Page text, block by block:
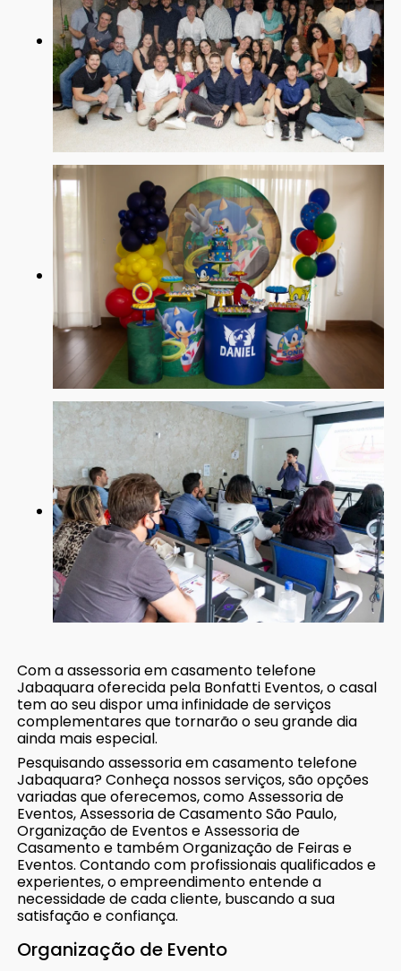
Com a assessoria em casamento telefone
Jabaquara oferecida pela Bonfatti Eventos, o casal
tem ao seu dispor uma infinidade de serviços
complementares que tornarão o seu grande dia
ainda mais especial.
Pesquisando assessoria em casamento telefone
Jabaquara? Conheça nossos serviços, são opções
variadas que oferecemos, como Assessoria de
Eventos, Assessoria de Casamento São Paulo,
Organização de Eventos e Assessoria de
Casamento e também Organização de Feiras e
Eventos. Contando com profissionais qualificados e
experientes, o empreendimento entende a
necessidade de cada cliente, buscando a sua
satisfação e confiança.
Organização de Evento